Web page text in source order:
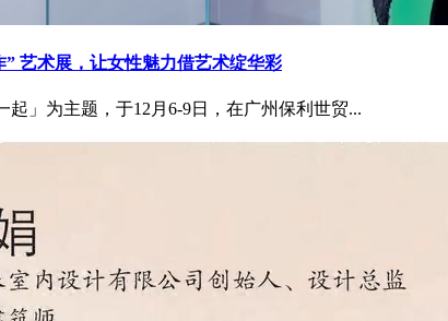
” 艺术展，让女性魅力借艺术绽华彩
起」为主题，于12月6-9日，在广州保利世贸...